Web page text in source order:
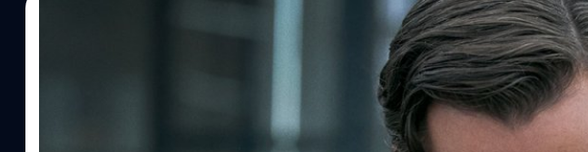
ผู้กำกับ ‘Don’t Look Up’ เตรียมสร้างภาพยนตร์เกี่ยวกับเหตุรุนแรงที่อาคาร